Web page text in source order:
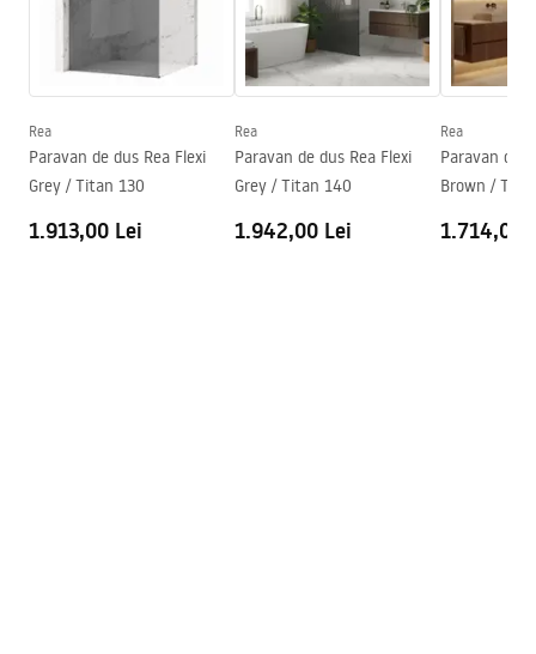
Înălțime min.
820mm
Înălțime max.
1170mm
Da, pivotantă
Reglare a presiunii
Sistem Anti-Calc
Da
Distanța dintre racorduri
150mm
Condiții de garanție
Warranty_Terms_and_Conditions_Faucets_-_5.pdf
Instrucțiuni de asamblare
Rea
Paravan de dus Rea Flexi
Grey / Titan 130
1.913,00 Lei
Rea
Paravan de dus Rea Flexi
Grey / Titan 140
1.942,00 Lei
Rea
Paravan de
Brown /
1.714,00